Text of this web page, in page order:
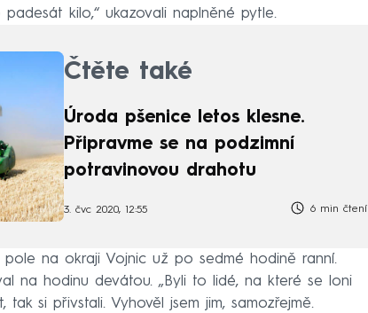
kilo,“ ukazovali naplněné pytle.
Čtěte také
Úroda pšenice letos klesne.
Připravme se na podzimní
potravinovou drahotu
3. čvc 2020, 12:55 6 min čtení
pole na okraji Vojnic už po sedmé hodině ranní.
na hodinu devátou. „Byli to lidé, na které se loni
si přivstali. Vyhověl jsem jim, samozřejmě.